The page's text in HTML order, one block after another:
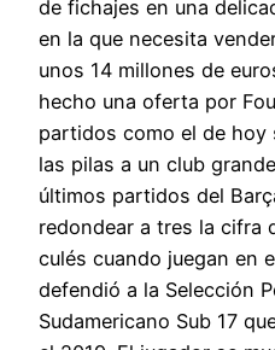
de fichajes en una
en la que necesita
unos 14 millones de
hecho una oferta por
partidos como el de hoy
las pilas a un club
últimos partidos del
redondear a tres la cifra
culés cuando juegan en
defendió a la Selección
Sudamericano Sub 17